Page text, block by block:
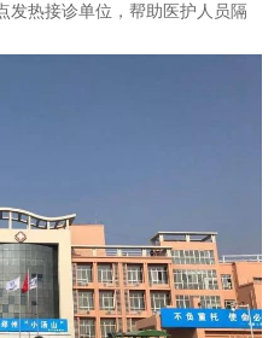
发热接诊单位，帮助医护人员隔